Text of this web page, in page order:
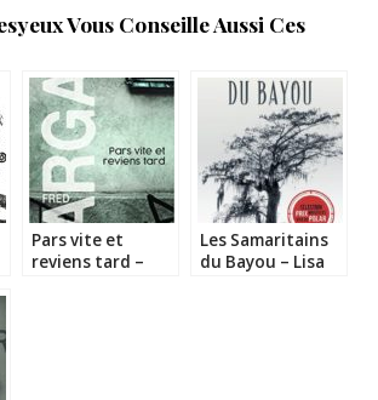
Vous Conseille Aussi Ces
Pars vite et
reviens tard –
Les Samaritains
du Bayou – Lisa